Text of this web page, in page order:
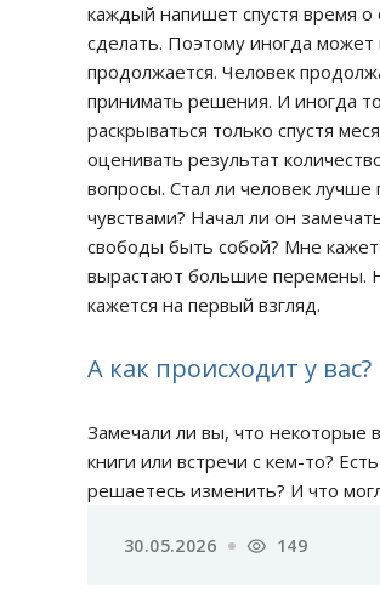
каждый напишет спустя время
сделать. Поэтому иногда может
продолжается. Человек
принимать решения. И иногда
раскрываться только спустя
оценивать результат
вопросы. Стал ли человек
чувствами? Начал ли он
свободы быть собой? Мне
вырастают большие перемены.
кажется на первый взгляд.
А как происходит у вас?
Замечали ли вы, что некоторые
книги или встречи с кем-то?
решаетесь изменить? И что
30.05.2026 149